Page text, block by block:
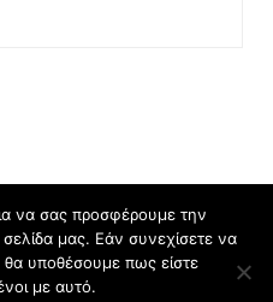
καιHitMag.
να σας προσφέρουμε την
μας. Εάν συνεχίσετε να
θα υποθέσουμε πως είστε
με αυτό.